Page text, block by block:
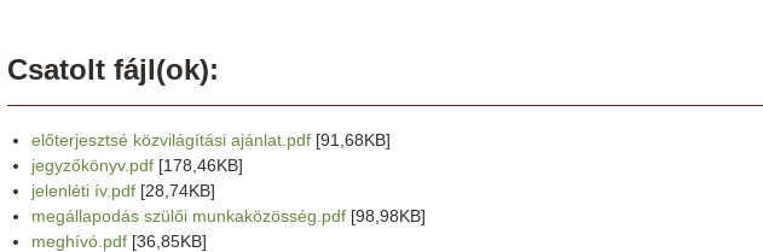
Csatolt fájl(ok):
előterjesztsé közvilágítási ajánlat.pdf [91,68KB]
jegyzőkönyv.pdf [178,46KB]
jelenléti ív.pdf [28,74KB]
megállapodás szülői munkaközösség.pdf [98,98KB]
meghívó.pdf [36,85KB]